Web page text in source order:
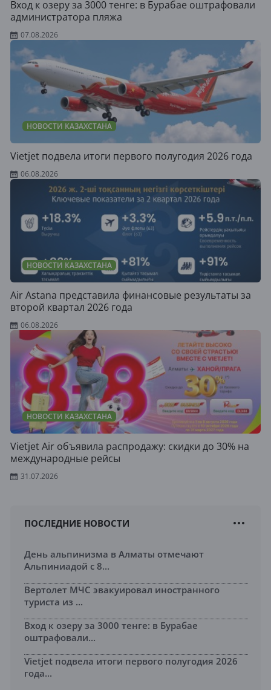
Вход к озеру за 3000 тенге: в Бурабае оштрафовали
администратора пляжа
07.08.2026
НОВОСТИ КАЗАХСТАНА
Vietjet подвела итоги первого полугодия 2026 года
06.08.2026
НОВОСТИ КАЗАХСТАНА
Air Astana представила финансовые результаты за
второй квартал 2026 года
06.08.2026
НОВОСТИ КАЗАХСТАНА
Vietjet Air объявила распродажу: скидки до 30% на
международные рейсы
31.07.2026
ПОСЛЕДНИЕ НОВОСТИ
День альпинизма в Алматы отмечают
Альпиниадой с 8...
Вертолет МЧС эвакуировал иностранного
туриста из ...
Вход к озеру за 3000 тенге: в Бурабае
оштрафовали...
Vietjet подвела итоги первого полугодия 2026
года...